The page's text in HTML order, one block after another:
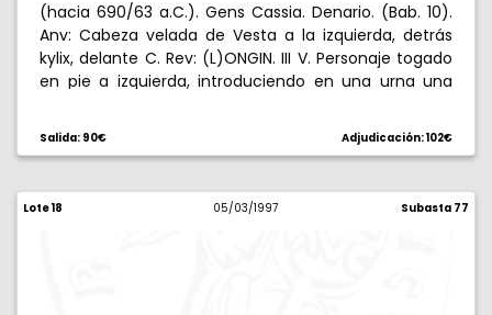
(hacia 690/63 a.C.). Gens Cassia. Denario. (Bab. 10).
Anv: Cabeza velada de Vesta a la izquierda, detrás
kylix, delante C. Rev: (L)ONGIN. III V. Personaje togado
en pie a izquierda, introduciendo en una urna una
Salida: 90€ Adjudicación: 102€
Lote 18 05/03/1997 Subasta 77